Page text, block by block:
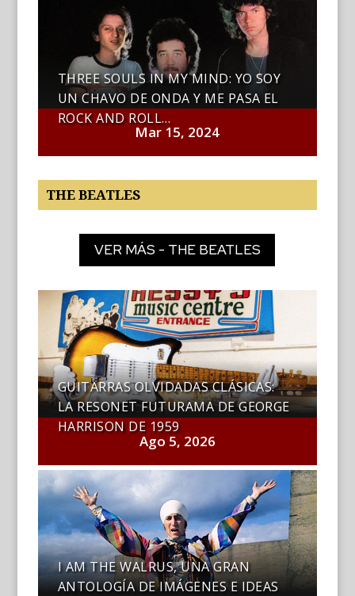
THREE SOULS IN MY MIND: YO SOY
UN CHAVO DE ONDA Y ME PASA EL
ROCK AND ROLL…
Mar 15, 2024
THE BEATLES
VER MÁS - THE BEATLES
GUITARRAS OLVIDADAS CLÁSICAS:
LA RESONET FUTURAMA DE GEORGE
HARRISON DE 1959
Ago 5, 2026
I AM THE WALRUS, UNA GRAN
ANTOLOGÍA DE IMÁGENES E IDEAS